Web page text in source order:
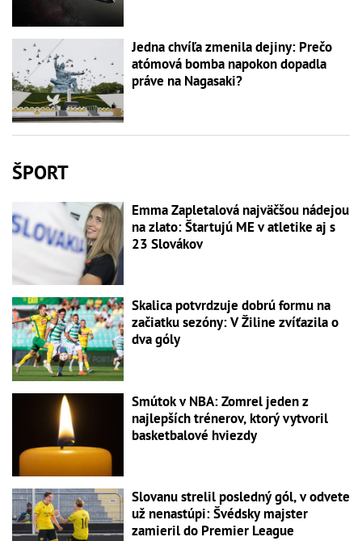
Jedna chvíľa zmenila dejiny: Prečo
atómová bomba napokon dopadla
práve na Nagasaki?
ŠPORT
Emma Zapletalová najväčšou nádejou
na zlato: Štartujú ME v atletike aj s
23 Slovákov
Skalica potvrdzuje dobrú formu na
začiatku sezóny: V Žiline zvíťazila o
dva góly
Smútok v NBA: Zomrel jeden z
najlepších trénerov, ktorý vytvoril
basketbalové hviezdy
Slovanu strelil posledný gól, v odvete
už nenastúpi: Švédsky majster
zamieril do Premier League